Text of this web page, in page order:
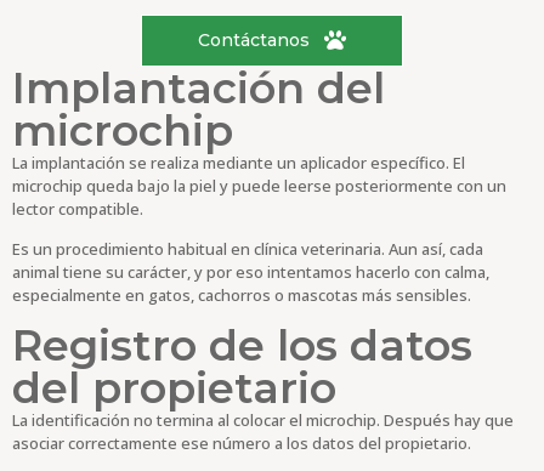
Contáctanos
Implantación del
microchip
La implantación se realiza mediante un aplicador específico. El
microchip queda bajo la piel y puede leerse posteriormente con un
lector compatible.
Es un procedimiento habitual en clínica veterinaria. Aun así, cada
animal tiene su carácter, y por eso intentamos hacerlo con calma,
especialmente en gatos, cachorros o mascotas más sensibles.
Registro de los datos
del propietario
La identificación no termina al colocar el microchip. Después hay que
asociar correctamente ese número a los datos del propietario.